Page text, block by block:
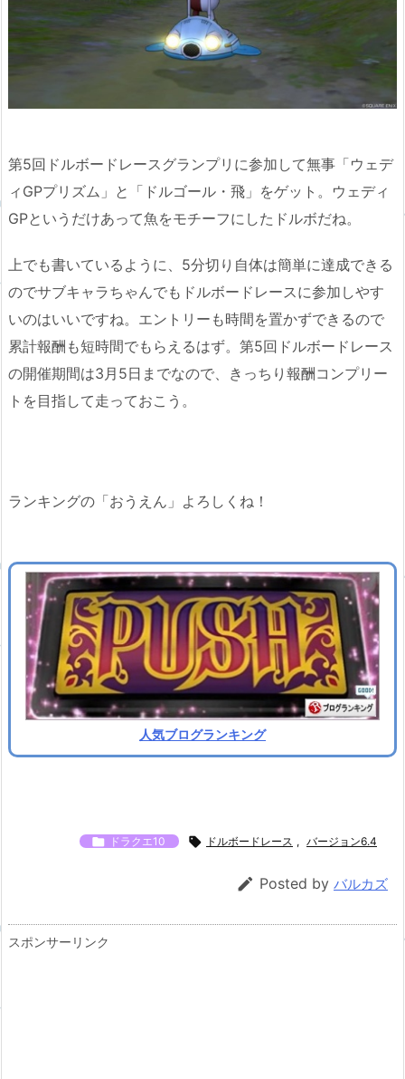
第5回ドルボードレースグランプリに参加して無事「ウェデ
ィGPプリズム」と「ドルゴール・飛」をゲット。ウェディ
GPというだけあって魚をモチーフにしたドルボだね。
上でも書いているように、5分切り自体は簡単に達成できる
のでサブキャラちゃんでもドルボードレースに参加しやす
いのはいいですね。エントリーも時間を置かずできるので
累計報酬も短時間でもらえるはず。第5回ドルボードレース
の開催期間は3月5日までなので、きっちり報酬コンプリー
トを目指して走っておこう。
ランキングの「おうえん」よろしくね！
人気ブログランキング
 ドラクエ10  ドルボードレース , バージョン6.4
 Posted by バルカズ
スポンサーリンク